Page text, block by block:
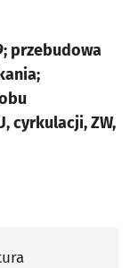
przebudowa
cyrkulacji, ZW,